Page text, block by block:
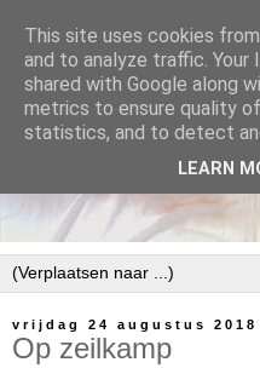
vrijdag 24 augustus 2018
Op zeilkamp
This site uses cookies
and to analyze traffic. Your
shared with Google along
metrics to ensure quality
statistics, and to detect
LEARN